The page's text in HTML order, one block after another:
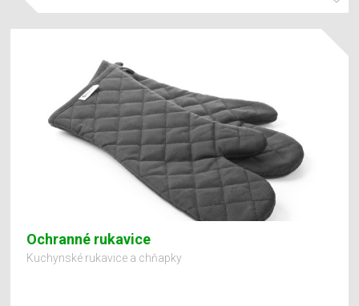
Ochranné rukavice
Kuchynské rukavice a chňapky